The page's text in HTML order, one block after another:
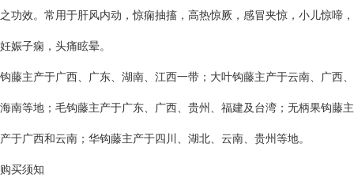
之功效。常用于肝风内动，惊痫抽搐，高热惊厥，感冒夹惊，小儿惊啼，
妊娠子痫，头痛眩晕。
钩藤主产于广西、广东、湖南、江西一带；大叶钩藤主产于云南、广西、
海南等地；毛钩藤主产于广东、广西、贵州、福建及台湾；无柄果钩藤主
产于广西和云南；华钩藤主产于四川、湖北、云南、贵州等地。
购买须知